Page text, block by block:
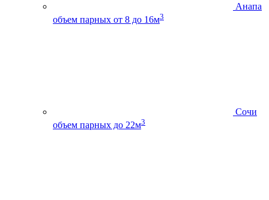
Анапа
объем парных от 8 до 16м3
Сочи
объем парных до 22м3